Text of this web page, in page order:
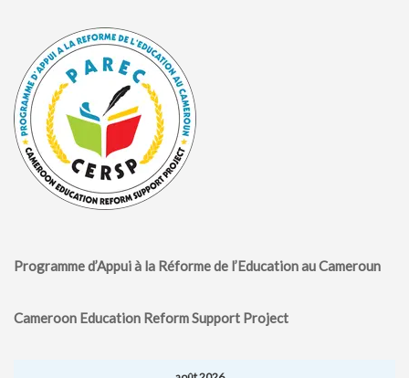
Programme d’Appui à la Réforme de l’Education au Cameroun
Cameroon Education Reform Support Project